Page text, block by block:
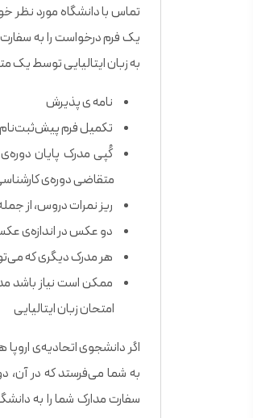
تماس با دانشگاه مورد نظر
یک فرم درخواست را به سفارت
به زبان ایتالیایی توسط یک
نامه ی پذیرش
تکمیل فرم
کُپی مدرک پایان
متقاضی دوره‌ی
ریز نمرات دروس، از
دو عکس در اندازه‌ی
هر مدرک دیگری که
ممکن است نیاز باشد
امتحان زبان ایتالیایی
اگر دانشجوی اتحادیه‌ی اروپا
به شما می‌فرستد که در آن،
سفارت مدارک شما را به